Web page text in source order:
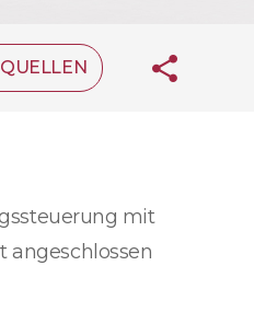
mit
angeschlossen